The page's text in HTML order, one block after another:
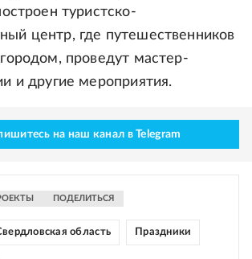
туристско-
центр, где путешественников
проведут мастер-
и другие мероприятия.
на наш канал в Telegram
ПОДЕЛИТЬСЯ
область Праздники